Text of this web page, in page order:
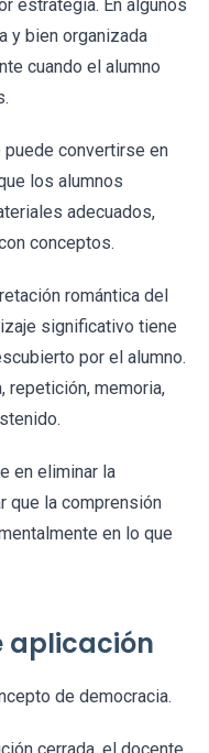
estrategia. En algunos
y bien organizada
cuando el alumno
convertirse en
los alumnos
adecuados,
conceptos.
romántica del
significativo tiene
por el alumno.
repetición, memoria,
en eliminar la
que la comprensión
en lo que
aplicación
de democracia.